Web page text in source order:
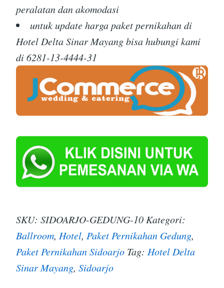
peralatan dan akomodasi
untuk update harga paket pernikahan di
Hotel Delta Sinar Mayang bisa hubungi kami
di 6281-13-4444-31
SKU: SIDOARJO-GEDUNG-10 Kategori:
Ballroom, Hotel, Paket Pernikahan Gedung,
Paket Pernikahan Sidoarjo Tag: Hotel Delta
Sinar Mayang, Sidoarjo